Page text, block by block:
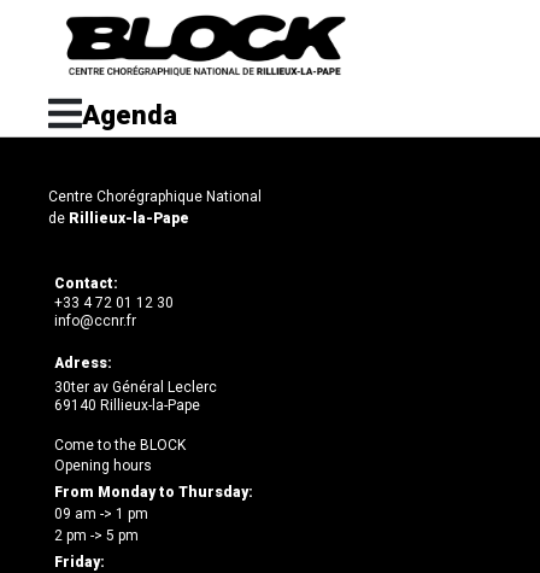
Agenda
Centre Chorégraphique National
de Rillieux-la-Pape
Contact:
+33 4 72 01 12 30
info@ccnr.fr
Adress:
30ter av Général Leclerc
69140 Rillieux-la-Pape
Come to the BLOCK
Opening hours
From Monday to Thursday:
09 am -> 1 pm
2 pm -> 5 pm
Friday: